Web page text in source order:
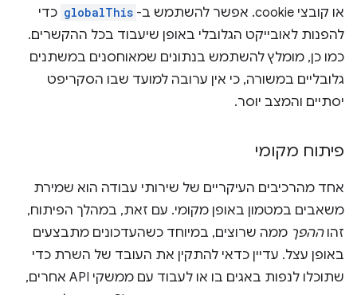
או קובצי cookie. אפשר להשתמש ב-
globalThis כדי
להפנות לאובייקט הגלובלי באופן שיעבוד בכל ההקשרים.
כמו כן, מומלץ להשתמש בנתונים שמאוחסנים במשתנים
גלובליים במשורה, כי אין ערובה למועד שבו הסקריפט
יסתיים והמצב יוסר.
פיתוח מקומי
אחד מהרכיבים העיקריים של שירותי עבודה הוא שמירת
משאבים במטמון באופן מקומי. עם זאת, במהלך הפיתוח,
זהוההפך ממה שרוצים, במיוחד כשהעדכונים מתבצעים
באופן עצל. עדיין כדאי להתקין את העובד של השרת כדי
שתוכלו לנפות באגים בו או לעבוד עם ממשקי API אחרים,